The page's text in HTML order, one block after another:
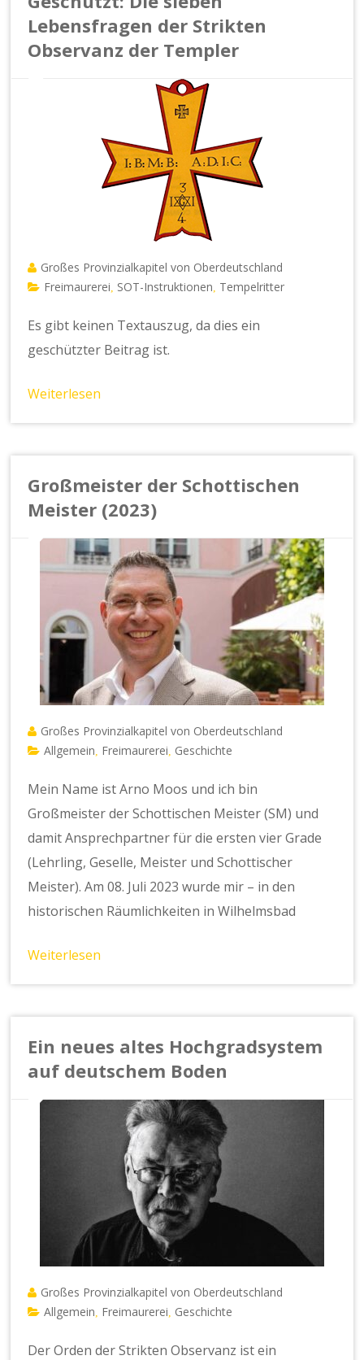
Lebensfragen der Strikten
Observanz der Templer
Großes Provinzialkapitel von Oberdeutschland
Freimaurerei SOT-Instruktionen Tempelritter
Es gibt keinen Textauszug, da dies ein
geschützter Beitrag ist.
Weiterlesen
Großmeister der Schottischen
Meister (2023)
Großes Provinzialkapitel von Oberdeutschland
Allgemein Freimaurerei Geschichte
Mein Name ist Arno Moos und ich bin
Großmeister der Schottischen Meister (SM) und
damit Ansprechpartner für die ersten vier Grade
(Lehrling, Geselle, Meister und Schottischer
Meister). Am 08. Juli 2023 wurde mir – in den
historischen Räumlichkeiten in Wilhelmsbad
Weiterlesen
Ein neues altes Hochgradsystem
auf deutschem Boden
Großes Provinzialkapitel von Oberdeutschland
Allgemein Freimaurerei Geschichte
Der Orden der Strikten Observanz ist ein